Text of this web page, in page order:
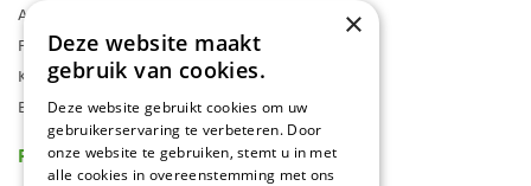
Assortiment
Folder
Klantenkaart
Blog
Reviews
×
Deze website maakt
gebruik van cookies.
Deze website gebruikt cookies om uw
gebruikerservaring te verbeteren. Door
onze website te gebruiken, stemt u in met
alle cookies in overeenstemming met ons